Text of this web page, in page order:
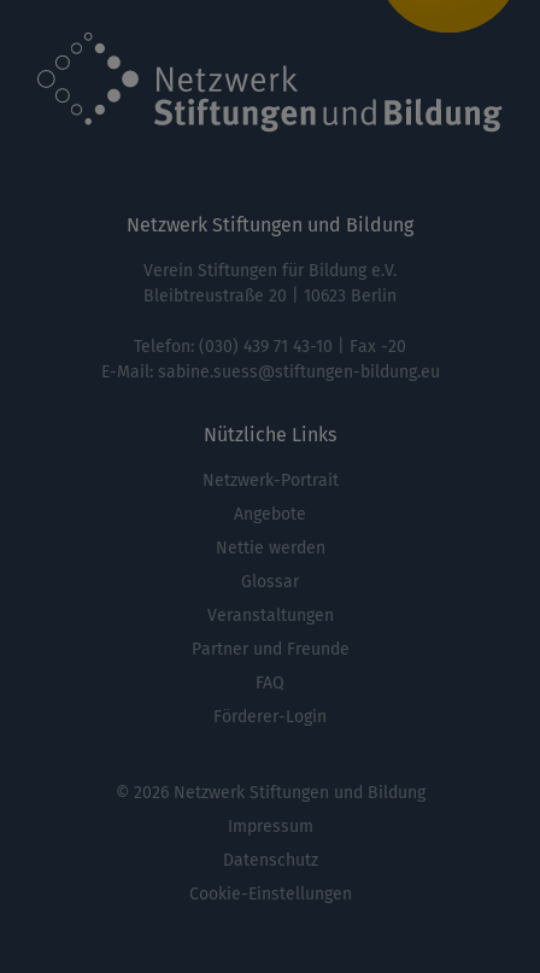
Netzwerk Stiftungen und Bildung
Verein Stiftungen für Bildung e.V.
Bleibtreustraße 20 | 10623 Berlin
Telefon: (030) 439 71 43-10 | Fax -20
E-Mail: sabine.suess@stiftungen-bildung.eu
Nützliche Links
Fußbereichsmenü
Netzwerk-Portrait
Angebote
Nettie werden
Glossar
Veranstaltungen
Partner und Freunde
FAQ
Förderer-Login
© 2026 Netzwerk Stiftungen und Bildung
Impressum
Datenschutz
Cookie-Einstellungen